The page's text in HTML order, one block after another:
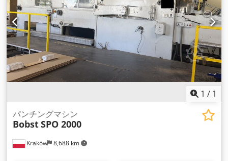
1 / 1
Kraków 8,688 km
パンチングマシン
BobstSPO 2000